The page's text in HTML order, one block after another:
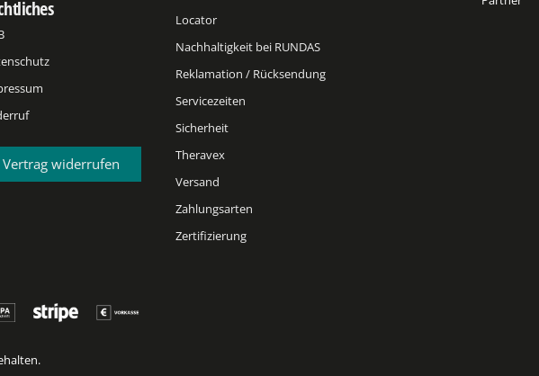
Vertrag widerrufen
Locator
Nachhaltigkeit bei RUNDAS
Reklamation / Rücksendung
Servicezeiten
Sicherheit
Theravex
Versand
Zahlungsarten
Zertifizierung